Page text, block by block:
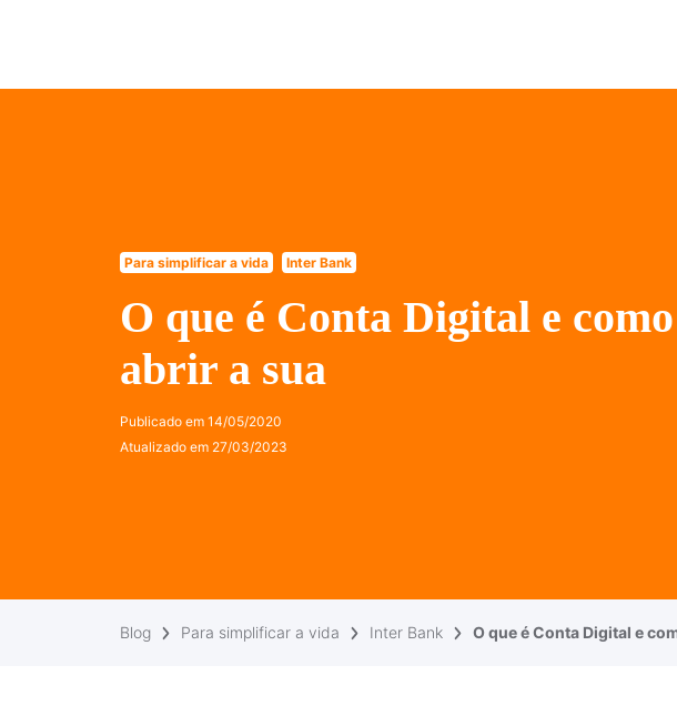
Para simplificar a vida Inter Bank
O que é Conta Digital e como
abrir a sua
Publicado em 14/05/2020
Atualizado em 27/03/2023
Blog Para simplificar a vida Inter Bank O que é Conta Digital e